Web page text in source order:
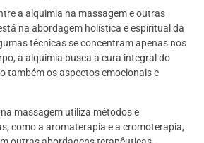
a alquimia na massagem e outras
na abordagem holística e espiritual da
técnicas se concentram apenas nos
a alquimia busca a cura integral do
também os aspectos emocionais e
massagem utiliza métodos e
como a aromaterapia e a cromoterapia,